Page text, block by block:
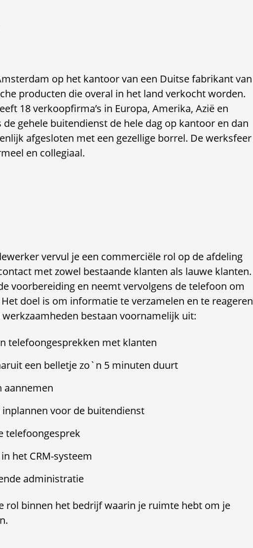
op het kantoor van een Duitse fabrikant van
producten die overal in het land verkocht worden.
18 verkoopfirma’s in Europa, Amerika, Azië en
gehele buitendienst de hele dag op kantoor en dan
afgesloten met een gezellige borrel. De werksfeer
en collegiaal.
vervul je een commerciële rol op de afdeling
met zowel bestaande klanten als lauwe klanten.
voorbereiding en neemt vervolgens de telefoon om
doel is om informatie te verzamelen en te reageren
bestaan voornamelijk uit:
telefoongesprekken met klanten
een belletje zo`n 5 minuten duurt
aannemen
inplannen voor de buitendienst
telefoongesprek
het CRM-systeem
administratie
rol binnen het bedrijf waarin je ruimte hebt om je